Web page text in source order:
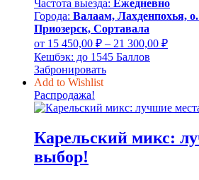
Частота выезда: Ежедневно
Города: Валаам, Лахденпохья,
Приозерск, Сортавала
от 15 450,00 ₽ – 21 300,00 ₽
21
Кешбэк: до 1545 Баллов
Забронировать
Add to Wishlist
Распродажа!
Карельский микс:
выбор!